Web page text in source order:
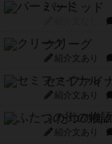
パーミッド
クリーグ
紹介文あり
セミファイ
紹介文あり
ふたつの街
紹介文あり